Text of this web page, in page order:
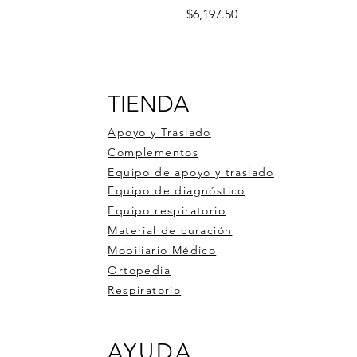
Precio
$6,197.50
Precio
$6,246.00
pluma
compresa de gel
TIENDA
Apoyo y Traslado
Complementos
Equipo de apoyo y traslado
Equipo de diagnóstico
Equipo respiratorio
Material de curación
Mobiliario Médico
Ortopedia
Respiratorio